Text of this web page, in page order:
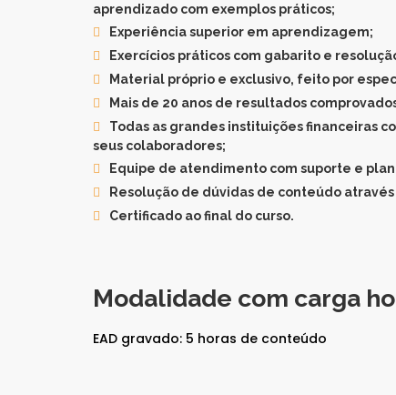
Crédito Bancário
Comercial Bancário
Tesouraria Bancária
aprendizado com exemplos práticos;
Experiência superior em aprendizagem;
Exercícios práticos com gabarito e
Material próprio e exclusivo, feito por
Mais de 20 anos de resultados
Todas as grandes instituições financeiras
seus colaboradores;
Equipe de atendimento com suporte e
Resolução de dúvidas de conteúdo
Certificado ao final do curso.
Modalidade com carga
EAD gravado: 5 horas de conteúdo